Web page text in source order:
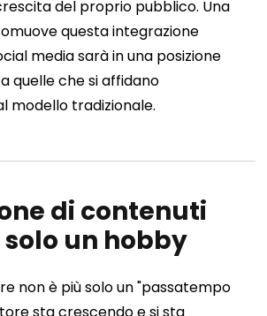
del proprio pubblico. Una
questa integrazione
media sarà in una posizione
quelle che si affidano
modello tradizionale.
di contenuti
solo un hobby
non è più solo un "passatempo